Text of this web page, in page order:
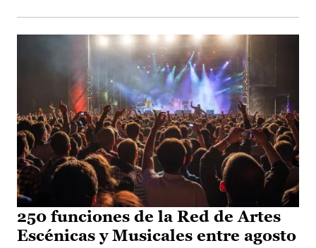
250 funciones de la Red de Artes
Escénicas y Musicales entre agosto